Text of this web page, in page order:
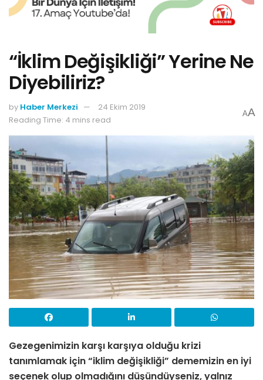
“İklim Değişikliği” Yerine Ne
Diyebiliriz?
by Haber Merkezi
24 Ekim 2019
Reading Time: 4 mins read
AA
Gezegenimizin karşı karşıya olduğu krizi
tanımlamak için “iklim değişikliği” dememizin en iyi
seçenek olup olmadığını düşündüyseniz, yalnız